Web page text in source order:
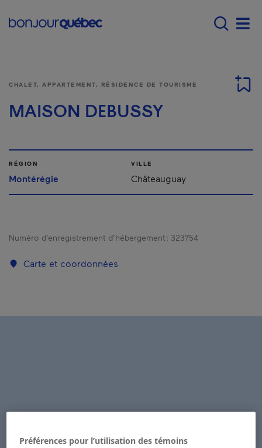
Main navigation -
CHALET, APPARTEMENT, RÉSIDENCE DE TOURISME
MAISON DEBUSSY
RÉGION
Montérégie
VILLE
Châteauguay
Numéro d’enregistrement d’hébergement : 323754
Carte et coordonnées
Préférences pour l’utilisation des témoins